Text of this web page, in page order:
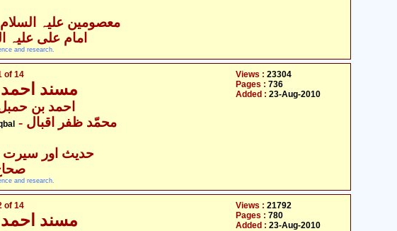
- امام علی علیہ
and research.
of 14
مسند احمد
- محمّد ظفر اقبال
- حدیث اور سیرت
-
and research.
Views : 23304
Pages : 736
Added : 23-Aug-2010
of 14
مسند احمد
Views : 21792
Pages : 780
Added : 23-Aug-2010